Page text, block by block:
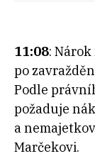
11:08:
po
Podle
požaduje
a
Marčekovi.